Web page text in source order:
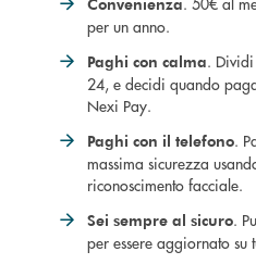
per un anno.
Paghi con calma. Dividi
24, e decidi quando
Nexi Pay.
Paghi con il telefono.
massima sicurezza
riconoscimento facciale.
Sei sempre al sicuro.
per essere aggiornato su